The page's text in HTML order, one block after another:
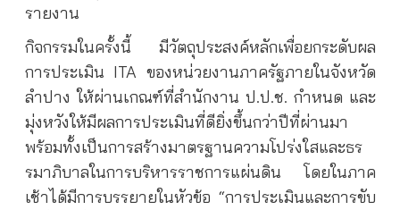
รายงาน
กิจกรรมในครั้งนี้ มีวัตถุประสงค์หลักเพื่อยกระดับผล
การประเมิน ITA ของหน่วยงานภาครัฐภายในจังหวัด
ลำปาง ให้ผ่านเกณฑ์ที่สำนักงาน ป.ป.ช. กำหนด และ
มุ่งหวังให้มีผลการประเมินที่ดียิ่งขึ้นกว่าปีที่ผ่านมา
พร้อมทั้งเป็นการสร้างมาตรฐานความโปร่งใสและธร
รมาภิบาลในการบริหารราชการแผ่นดิน โดยในภาค
เช้าได้มีการบรรยายในหัวข้อ “การประเมินและการขับ